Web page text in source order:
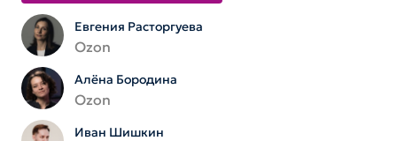
Евгения Расторгуева
Ozon
Алёна Бородина
Ozon
Иван Шишкин